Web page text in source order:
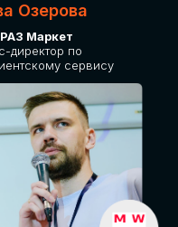
Озерова
Маркет
директор по
сервису